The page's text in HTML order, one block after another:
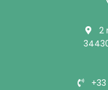
2
34430
+33